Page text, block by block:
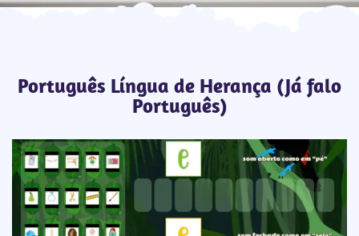
Português Língua de Herança (Já falo
Português)